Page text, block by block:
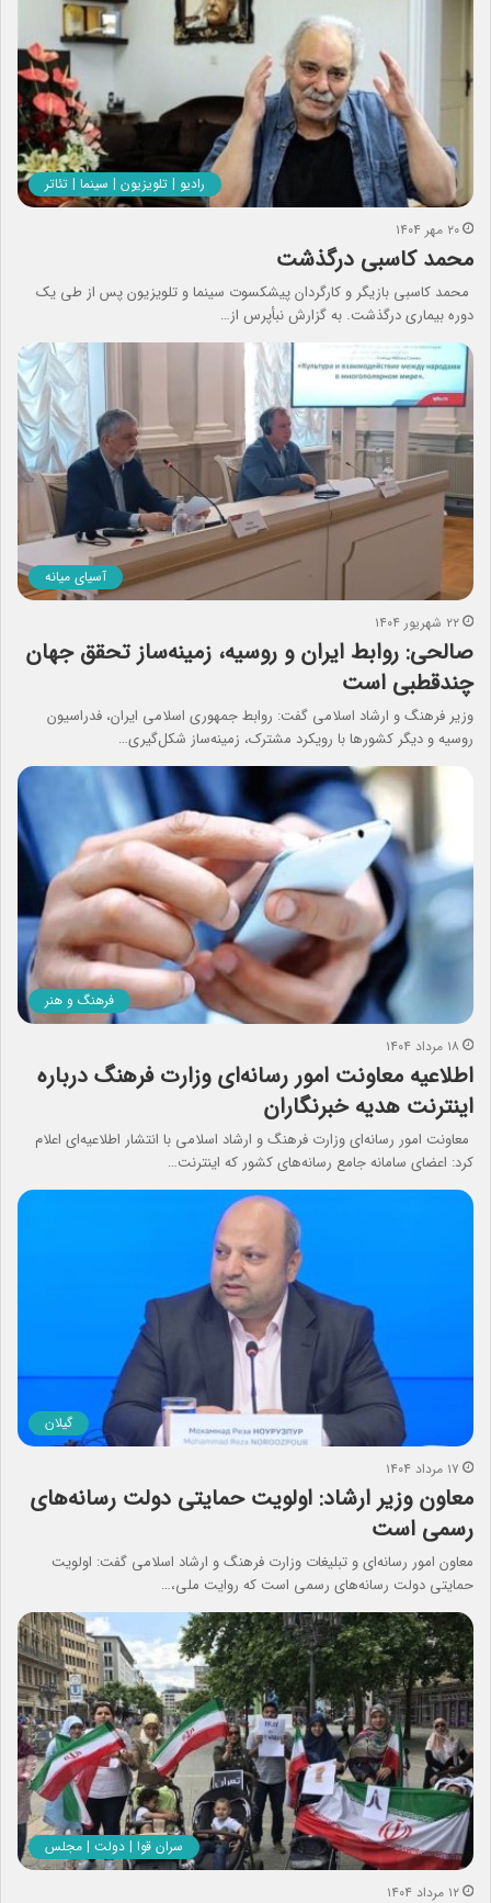
رادیو | تلویزیون | سینما | تئاتر
۲۰ مهر ۱۴۰۴
محمد کاسبی درگذشت
محمد کاسبی بازیگر و کارگردان پیشکسوت سینما و تلویزیون پس از طی یک
دوره بیماری درگذشت. به گزارش نبأپرس از…
آسیای میانه
۲۲ شهریور ۱۴۰۴
صالحی: روابط ایران و روسیه‌، زمینه‌ساز تحقق جهان
چندقطبی است
وزیر فرهنگ و ارشاد اسلامی گفت: روابط جمهوری اسلامی ایران، فدراسیون
روسیه و دیگر کشورها با رویکرد مشترک، زمینه‌ساز شکل‌گیری…
فرهنگ و هنر
۱۸ مرداد ۱۴۰۴
اطلاعیه معاونت امور رسانه‌ای وزارت فرهنگ درباره
اینترنت هدیه خبرنگاران
معاونت امور رسانه‌ای وزارت فرهنگ و ارشاد اسلامی با انتشار اطلاعیه‌ای اعلام
کرد: اعضای سامانه جامع رسانه‌های کشور که اینترنت…
گیلان
۱۷ مرداد ۱۴۰۴
معاون وزیر ارشاد: اولویت حمایتی دولت رسانه‌های
رسمی است
معاون امور رسانه‌ای و تبلیغات وزارت فرهنگ و ارشاد اسلامی گفت: اولویت
حمایتی دولت رسانه‌های رسمی است که روایت ملی،…
سران قوا | دولت | مجلس
۱۲ مرداد ۱۴۰۴